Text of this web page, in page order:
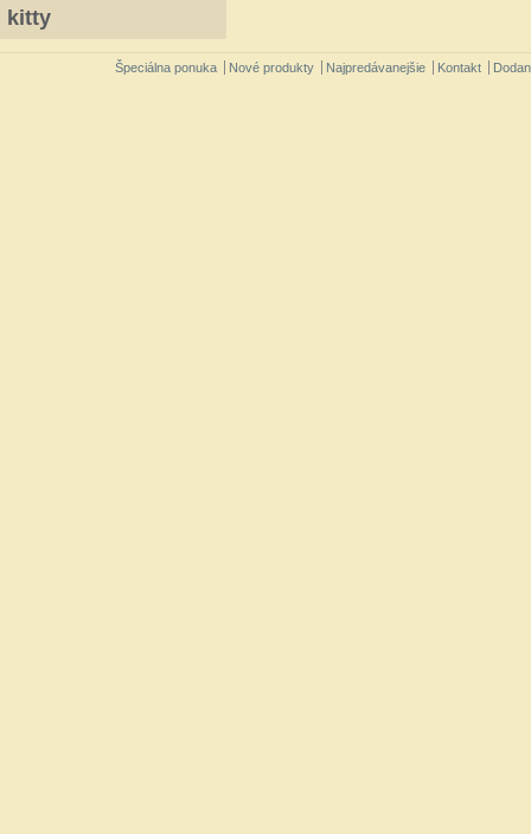
kitty
Špeciálna ponuka Nové produkty Najpredávanejšie Kontakt